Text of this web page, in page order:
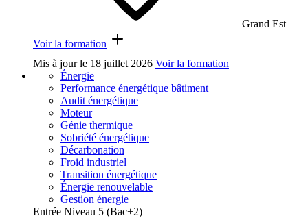
Grand Est
Voir la formation
Mis à jour le 18 juillet 2026 Voir la formation
Énergie
Performance énergétique bâtiment
Audit énergétique
Moteur
Génie thermique
Sobriété énergétique
Décarbonation
Froid industriel
Transition énergétique
Énergie renouvelable
Gestion énergie
Entrée Niveau 5 (Bac+2)